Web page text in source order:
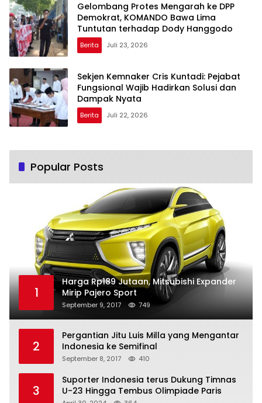
Gelombang Protes Mengarah ke DPP
Demokrat, KOMANDO Bawa Lima
Tuntutan terhadap Dody Hanggodo
Berita Juli 23, 2026
Sekjen Kemnaker Cris Kuntadi: Pejabat
Fungsional Wajib Hadirkan Solusi dan
Dampak Nyata
Berita Juli 22, 2026
Popular Posts
1
Harga Rp189 Jutaan, Mitsubishi Expander
Mirip Pajero Sport
September 9, 2017 749
2
Pergantian Jitu Luis Milla yang Mengantar
Indonesia ke Semifinal
September 8, 2017 410
3
Suporter Indonesia terus Dukung Timnas
U-23 Hingga Tembus Olimpiade Paris